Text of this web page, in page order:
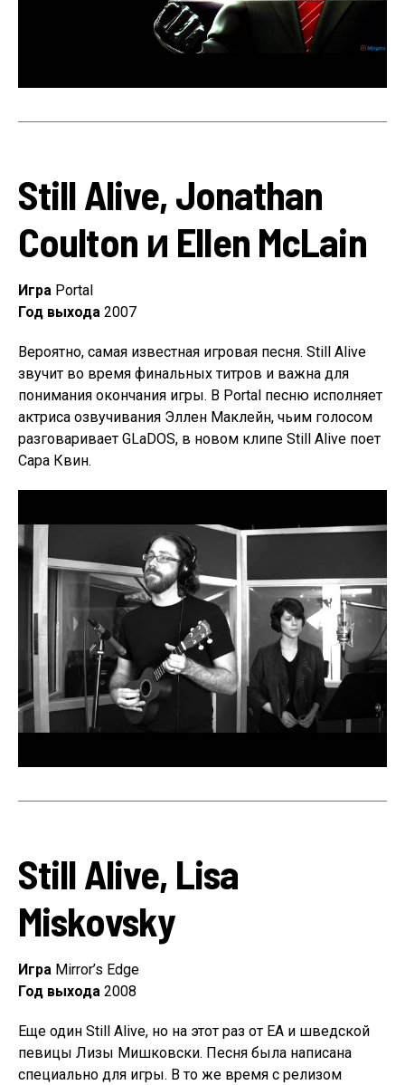
Still Alive, Jonathan
Coulton и Ellen McLain
Игра Portal
Год выхода 2007
Вероятно, самая известная игровая песня. Still Alive
звучит во время финальных титров и важна для
понимания окончания игры. В Portal песню исполняет
актриса озвучивания Эллен Маклейн, чьим голосом
разговаривает GLaDOS, в новом клипе Still Alive поет
Сара Квин.
Still Alive, Lisa
Miskovsky
Игра Mirror’s Edge
Год выхода 2008
Еще один Still Alive, но на этот раз от EA и шведской
певицы Лизы Мишковски. Песня была написана
специально для игры. В то же время с релизом